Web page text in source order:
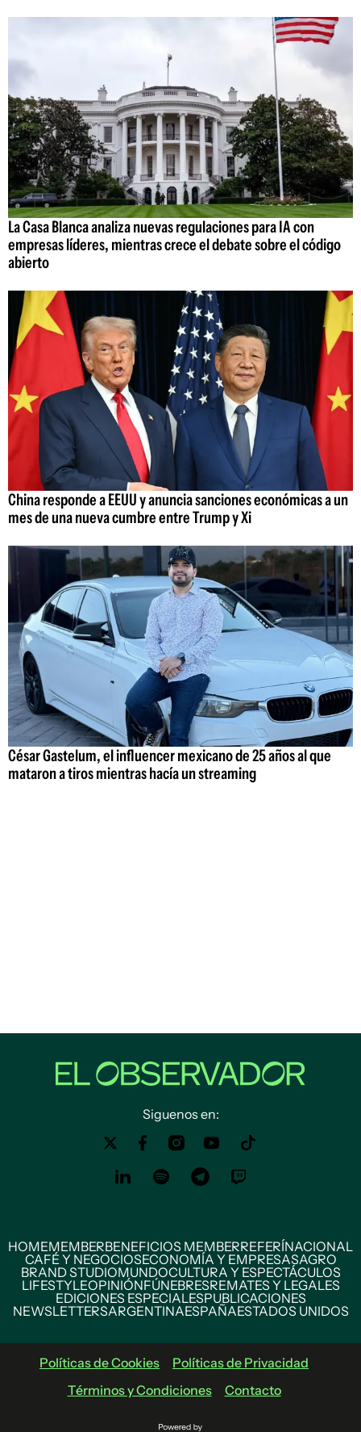
La Casa Blanca analiza nuevas regulaciones para IA con
empresas líderes, mientras crece el debate sobre el código
abierto
China responde a EEUU y anuncia sanciones económicas a un
mes de una nueva cumbre entre Trump y Xi
César Gastelum, el influencer mexicano de 25 años al que
mataron a tiros mientras hacía un streaming
Siguenos en:
HOMEMEMBERBENEFICIOS MEMBERREFERÍNACIONAL
CAFÉ Y NEGOCIOSECONOMÍA Y EMPRESASAGRO
BRAND STUDIOMUNDOCULTURA Y ESPECTÁCULOS
LIFESTYLEOPINIÓNFÚNEBRESREMATES Y LEGALES
EDICIONES ESPECIALESPUBLICACIONES
NEWSLETTERSARGENTINAESPAÑAESTADOS UNIDOS
Políticas de Cookies
Políticas de Privacidad
Términos y Condiciones
Contacto